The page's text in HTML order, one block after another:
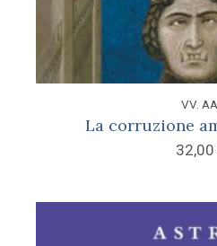
VV.
La corruzione
32,00